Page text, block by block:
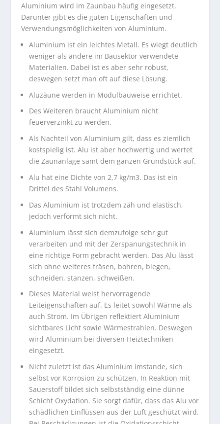
Aluminium wird im Zaunbau häufig eingesetzt.
Darunter gibt es die guten Eigenschaften und
Verwendungsmöglichkeiten von Aluminium.
Aluminium ist ein leichtes Metall. Es wiegt deutlich
weniger als andere im Bausektor verwendete
Materialien. Dabei ist es aber sehr robust,
deswegen setzt man oft auf diese Lösung.
Aluzäune werden in Modulbauweise errichtet.
Des Weiteren braucht Aluminium nicht
feuerverzinkt zu werden.
Als Nachteil von Aluminium gilt, dass es ziemlich
kostspielig ist. Alu ist aber hochwertig und wertet
die Zaunanlage samt dem ganzen Grundstück auf.
Alu hat eine Dichte von 2,7 kg/m3. Das ist ein
Drittel des Stahl Volumens.
Das Aluminium ist trotzdem zäh und elastisch,
jedoch verformt sich nicht.
Aluminium lässt sich demzufolge sehr gut
verarbeiten und mit der Zerspanungstechnik in
eine richtige Form gebracht werden. Das Alu lässt
sich ohne weiteres fräsen, bohren, biegen,
schneiden, stanzen, schweißen.
Dieses Material weist hervorragende
Leiteigenschaften auf. Es leitet sowohl Wärme als
auch Strom. Im Übrigen reflektiert Aluminium
sichtbares Licht sowie Wärmestrahlen. Deswegen
wird Aluminium bei diversen Heiztechniken
eingesetzt.
Nicht zuletzt ist das Aluminium imstande, sich
selbst vor Korrosion zu schützen. In Reaktion mit
Sauerstoff bildet sich selbstständig eine dünne
Schicht Oxydation. Sie sorgt dafür, dass das Alu vor
schädlichen Einflüssen aus der Luft geschützt wird.